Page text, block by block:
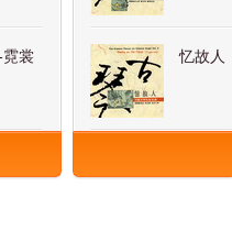
裳
忆故人